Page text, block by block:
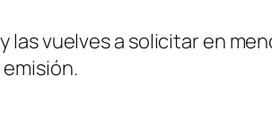
vuelves a solicitar en